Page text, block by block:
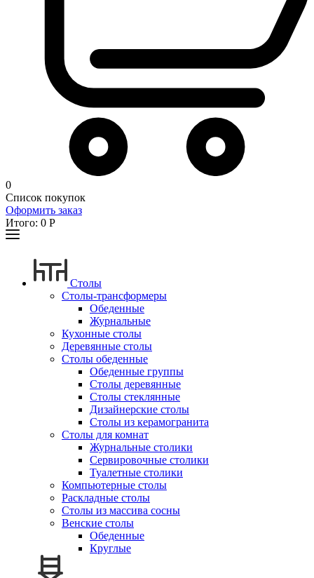
0
Список покупок
Оформить заказ
Итого: 0 Р
Столы
Столы-трансформеры
Обеденные
Журнальные
Кухонные столы
Деревянные столы
Столы обеденные
Обеденные группы
Столы деревянные
Столы стеклянные
Дизайнерские столы
Столы из керамогранита
Столы для комнат
Журнальные столики
Сервировочные столики
Туалетные столики
Компьютерные столы
Раскладные столы
Столы из массива сосны
Венские столы
Обеденные
Круглые